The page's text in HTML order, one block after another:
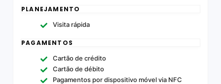
PLANEJAMENTO
Visita rápida
PAGAMENTOS
Cartão de crédito
Cartão de débito
Pagamentos por dispositivo móvel via NFC